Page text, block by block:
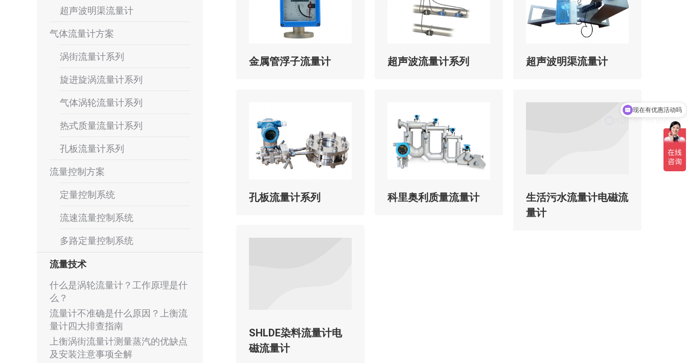
金属管浮子流量计 超声波流量计系列 超声波明渠流量计
孔板流量计系列 科里奥利质量流量计
生活污水流量计电磁流
量计
SHLDE染料流量计电
磁流量计
超声波明渠流量计
气体流量计方案
涡街流量计系列
旋进旋涡流量计系列
气体涡轮流量计系列
热式质量流量计系列
孔板流量计系列
流量控制方案
定量控制系统
流速流量控制系统
多路定量控制系统
流量技术
什么是涡轮流量计？工作原理是什
么？
流量计不准确是什么原因？上衡流
量计四大排查指南
上衡涡街流量计测量蒸汽的优缺点
及安装注意事项全解
可以介绍下你们的产品么